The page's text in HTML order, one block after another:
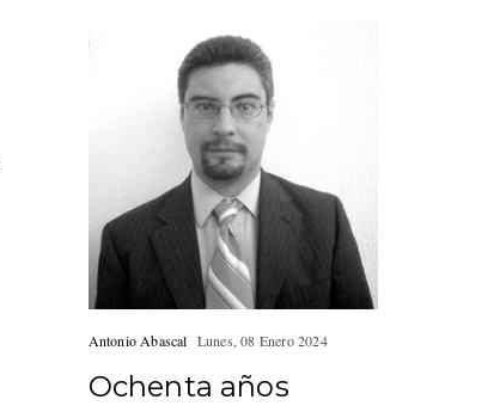
Antonio Abascal Lunes, 08 Enero 2024
Ochenta años